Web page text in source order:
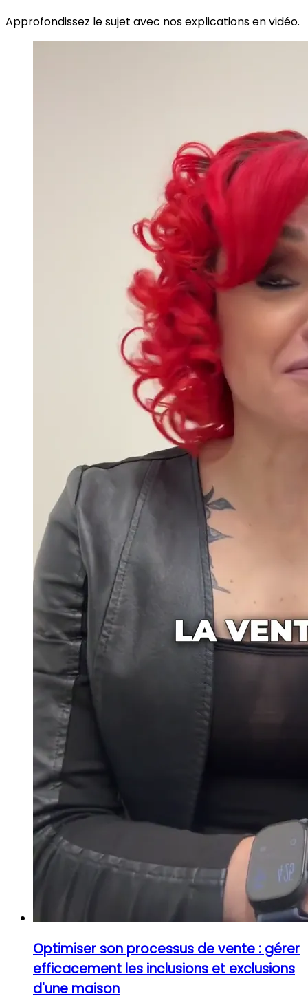
Approfondissez le sujet avec nos explications en vidéo.
Optimiser son processus de vente : gérer
efficacement les inclusions et exclusions
d'une maison